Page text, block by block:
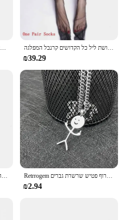
גברים של חולצת רנסנס חולצה פיראט מעוף העליון פשתן שרוולים ארוכים שרוולים ליל כל הקדושים חג המולד סקסי פרווה למבוגרים בעלי חיים קוספליי תחפושת ליל כל הקדושים קרנבל המפלגה viking מפואר שמלה a1
₪39.29
ויקינגים מילות הקסם חרוזים עבור זקן גולגולת מתכת Spacer קישוט צינור טבעות קישוטי DIY צמיד אביזרי שיער שרשרת תכשיטים Retrrogem תכשיטים פאנק אישיות אמיץ שרשרת אגרוף כוח עבור גברים בנים וינטג 'אגרוף פטיש אגרוף פטיש שרשרת גברים
₪2.94